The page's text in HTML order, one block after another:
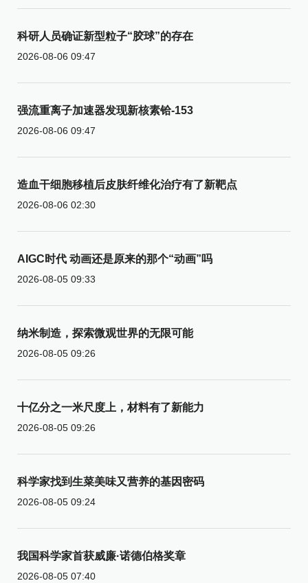
科研人员确证新型粒子“胶球”的存在
2026-08-06 09:47
强流重离子加速器发现新核素铪-153
2026-08-06 09:47
造血干细胞移植后皮肤纤维化治疗有了新靶点
2026-08-06 02:30
AIGC时代 动画还是原来的那个“动画”吗
2026-08-05 09:33
纳米制造，探索微观世界的无限可能
2026-08-05 09:26
十亿分之一米尺度上，材料有了新能力
2026-08-05 09:26
科学家找到生菜美味又营养的基因密码
2026-08-05 09:24
我国科学家首获威廉·诺德伯格奖章
2026-08-05 07:40